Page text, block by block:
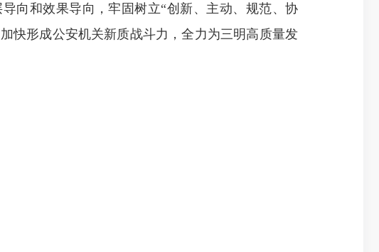
向和效果导向，牢固树立“创新、主动、规范、协
快形成公安机关新质战斗力，全力为三明高质量发